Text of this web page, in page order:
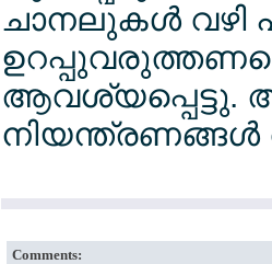
ചാനലുകള്‍ വഴി
ആവശ്യപ്പെട്ടു.
നിയന്ത്രണങ്ങള്‍
Comments: